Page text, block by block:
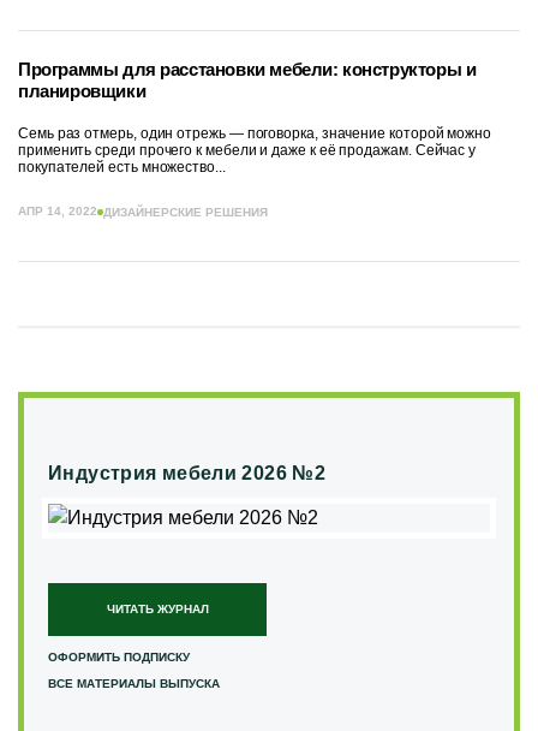
Программы для расстановки мебели: конструкторы и
планировщики
Семь раз отмерь, один отрежь — поговорка, значение которой можно
применить среди прочего к мебели и даже к её продажам. Сейчас у
покупателей есть множество...
АПР 14, 2022 ДИЗАЙНЕРСКИЕ РЕШЕНИЯ
Индустрия мебели 2026 №2
ЧИТАТЬ ЖУРНАЛ
ОФОРМИТЬ ПОДПИСКУ
ВСЕ МАТЕРИАЛЫ ВЫПУСКА